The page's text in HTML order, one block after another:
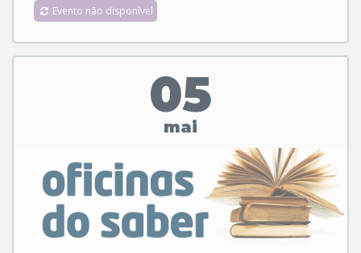
Evento não disponível
05
mai